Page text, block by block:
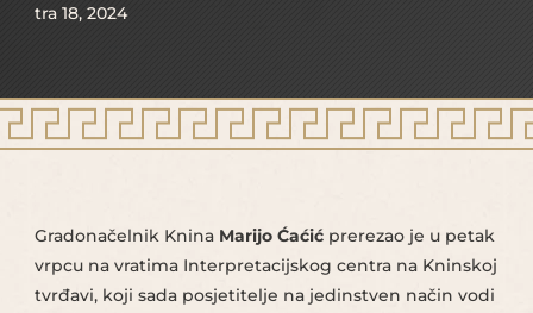
tra 18, 2024
Gradonačelnik Knina Marijo Ćaćić prerezao je u petak
vrpcu na vratima Interpretacijskog centra na Kninskoj
tvrđavi, koji sada posjetitelje na jedinstven način vodi